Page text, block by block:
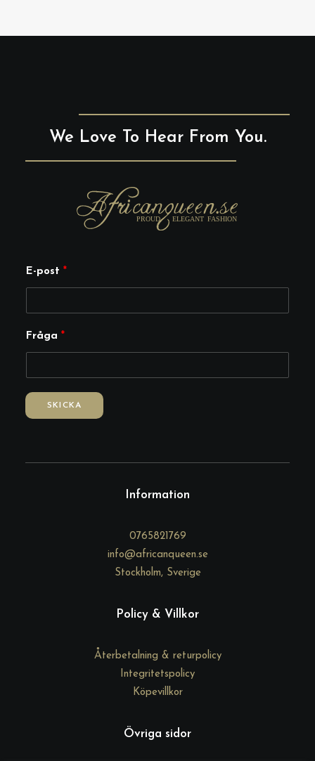
We Love To Hear From You.
F
a
E
p
o
E-post *
Fråga *
SKICKA
Information
0765821769
info@africanqueen.se
Stockholm, Sverige
Policy & Villkor
Återbetalning & returpolicy
Integritetspolicy
Köpevillkor
Övriga sidor